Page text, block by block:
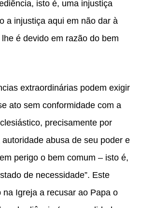
isto é, uma injustiça
a injustiça aqui em não dar à
é devido em razão do bem
extraordinárias podem exigir
ato sem conformidade com a
precisamente por
abusa de seu poder e
perigo o bem comum – isto é,
de necessidade”. Este
na Igreja a recusar ao Papa o